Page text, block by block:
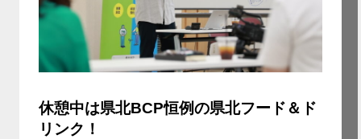
休憩中は県北BCP恒例の県北フード＆ド
リンク！